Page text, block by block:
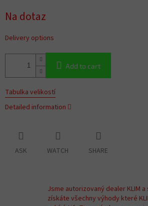
price:
Na dotaz
Delivery options
Add to cart
Tabulka velikostí
Detailed information
ASK WATCH SHARE
Jsme autorizovaný dealer KLIM a
získáte všechny výhody které